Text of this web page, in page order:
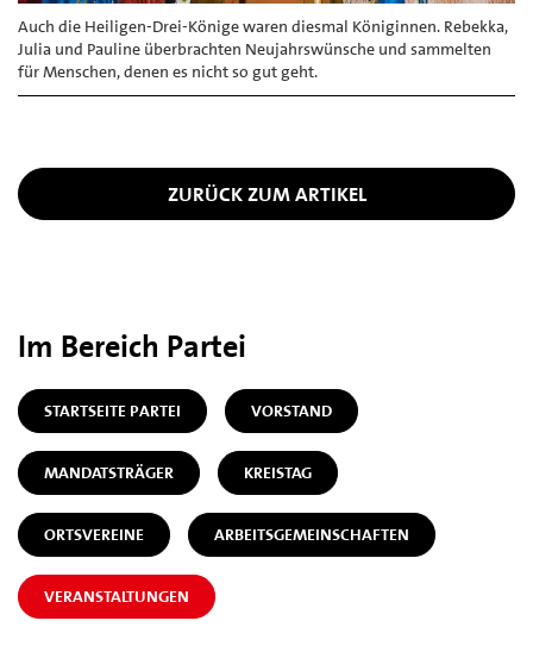
Auch die Heiligen-Drei-Könige waren diesmal Königinnen. Rebekka,
Julia und Pauline überbrachten Neujahrswünsche und sammelten
für Menschen, denen es nicht so gut geht.
ZURÜCK ZUM ARTIKEL
Im Bereich Partei
STARTSEITE PARTEI VORSTAND
MANDATSTRÄGER KREISTAG
ORTSVEREINE ARBEITSGEMEINSCHAFTEN
VERANSTALTUNGEN